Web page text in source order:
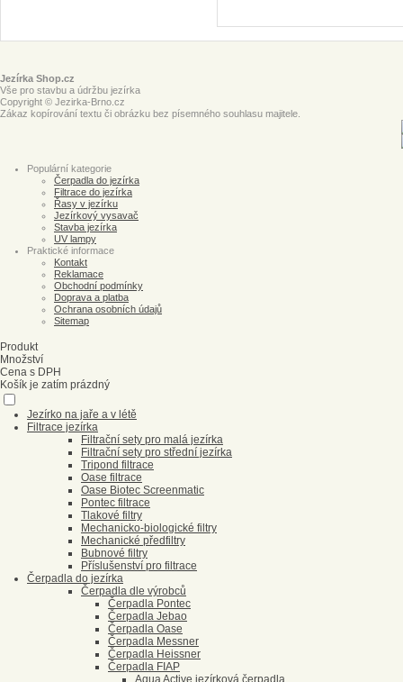
Jezírka Shop.cz
Vše pro stavbu a údržbu jezírka
Copyright © Jezirka-Brno.cz
Zákaz kopírování textu či obrázku bez písemného souhlasu majitele.
Populární kategorie
Čerpadla do jezírka
Filtrace do jezírka
Řasy v jezírku
Jezírkový vysavač
Stavba jezírka
UV lampy
Praktické informace
Kontakt
Reklamace
Obchodní podmínky
Doprava a platba
Ochrana osobních údajů
Sitemap
Produkt
Množství
Cena s DPH
Košík je zatím prázdný
Jezírko na jaře a v létě
Filtrace jezírka
Filtrační sety pro malá jezírka
Filtrační sety pro střední jezírka
Tripond filtrace
Oase filtrace
Oase Biotec Screenmatic
Pontec filtrace
Tlakové filtry
Mechanicko-biologické filtry
Mechanické předfiltry
Bubnové filtry
Příslušenství pro filtrace
Čerpadla do jezírka
Čerpadla dle výrobců
Čerpadla Pontec
Čerpadla Jebao
Čerpadla Oase
Čerpadla Messner
Čerpadla Heissner
Čerpadla FIAP
Aqua Active jezírková čerpadla